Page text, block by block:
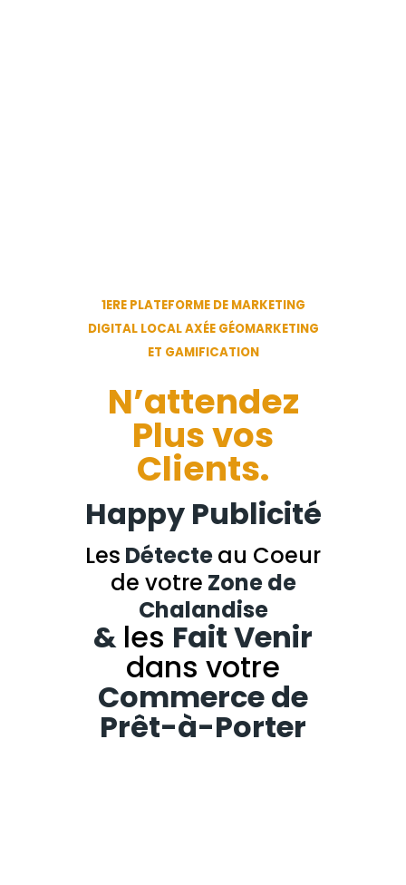
1ERE PLATEFORME DE MARKETING
DIGITAL LOCAL AXÉE GÉOMARKETING
ET GAMIFICATION
N’attendez
Plus vos
Clients.
Happy Publicité
Les Détecteau Coeur
de votre Zone de
Chalandise
& les Fait Venir
dans votre
Commerce de
Prêt-à-Porter